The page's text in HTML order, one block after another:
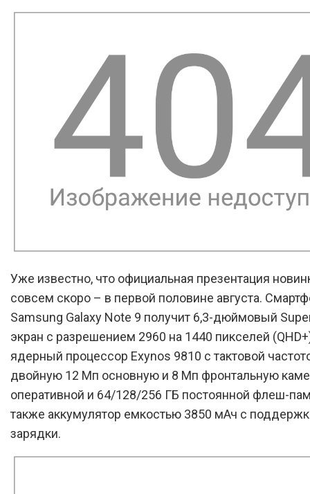
Уже известно, что официальная презентация
совсем скоро – в первой половине августа.
Samsung Galaxy Note 9 получит 6,3-дюймовый
экран с разрешением 2960 на 1440 пикселей
ядерный процессор Exynos 9810 с тактовой
двойную 12 Мп основную и 8 Мп фронтальную
оперативной и 64/128/256 ГБ постоянной флеш-
также аккумулятор емкостью 3850 мАч с
зарядки.